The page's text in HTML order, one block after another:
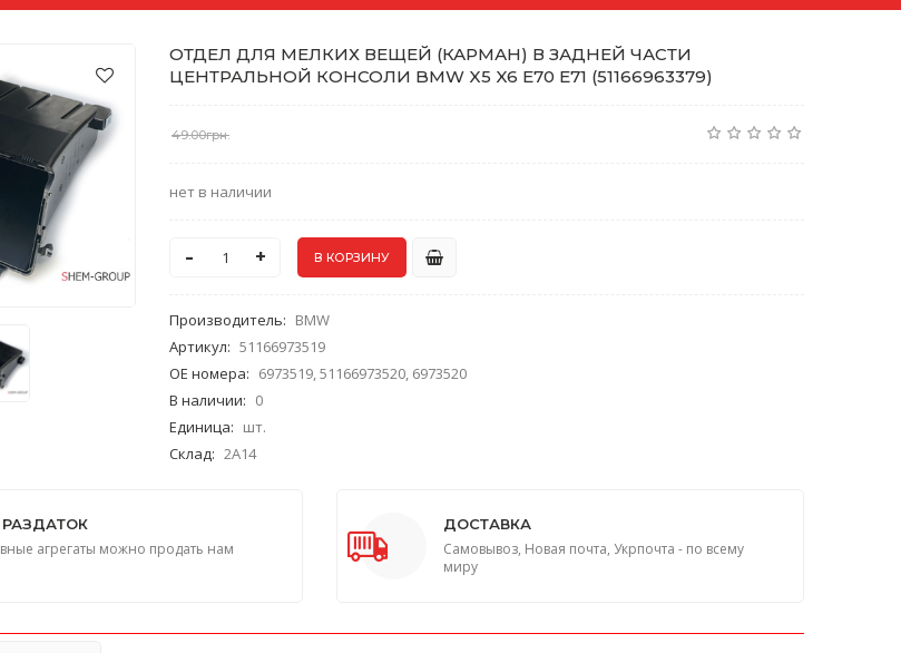
ОТДЕЛ ДЛЯ МЕЛКИХ ВЕЩЕЙ (КАРМАН) В ЗАДНЕЙ ЧАСТИ
ЦЕНТРАЛЬНОЙ КОНСОЛИ BMW X5 X6 E70 E71 (51166963379)
49.00грн.
нет в наличии
- +
Производитель: BMW
Артикул: 51166973519
ОЕ номера: 6973519, 51166973520, 6973520
В наличии: 0
Единица: шт.
Склад: 2A14
агрегаты можно продать нам
ДОСТАВКА
Самовывоз, Новая почта, Укрпочта - по всему
миру